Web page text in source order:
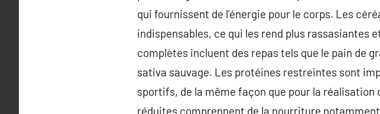
qui fournissent de l’énergie pour le corps. Les
indispensables, ce qui les rend plus rassasiantes
complètes incluent des repas tels que le pain de
sativa sauvage. Les protéines restreintes sont
sportifs, de la même façon que pour la réalisation
réduites comprennent de la nourriture